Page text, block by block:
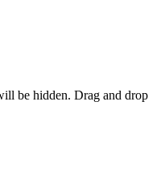
be hidden. Drag and drop